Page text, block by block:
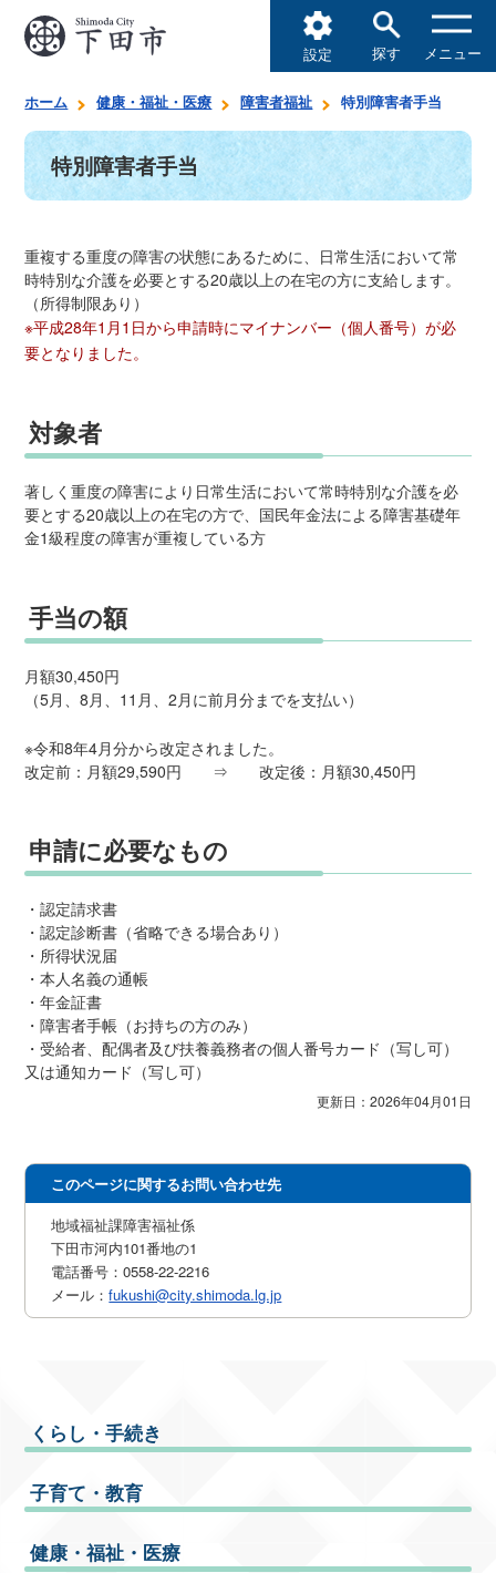
設定 探す メニュー
ホーム 健康・福祉・医療 障害者福祉 特別障害者手当
特別障害者手当
重複する重度の障害の状態にあるために、日常生活において常
時特別な介護を必要とする20歳以上の在宅の方に支給します。
（所得制限あり）
※平成28年1月1日から申請時にマイナンバー（個人番号）が必
要となりました。
対象者
著しく重度の障害により日常生活において常時特別な介護を必
要とする20歳以上の在宅の方で、国民年金法による障害基礎年
金1級程度の障害が重複している方
手当の額
月額30,450円
（5月、8月、11月、2月に前月分までを支払い）
※令和8年4月分から改定されました。
改定前：月額29,590円 ⇒ 改定後：月額30,450円
申請に必要なもの
・認定請求書
・認定診断書（省略できる場合あり）
・所得状況届
・本人名義の通帳
・年金証書
・障害者手帳（お持ちの方のみ）
・受給者、配偶者及び扶養義務者の個人番号カード（写し可）
又は通知カード（写し可）
更新日：2026年04月01日
このページに関するお問い合わせ先
地域福祉課障害福祉係
下田市河内101番地の1
電話番号：0558-22-2216
メール：fukushi@city.shimoda.lg.jp
くらし・手続き
子育て・教育
健康・福祉・医療